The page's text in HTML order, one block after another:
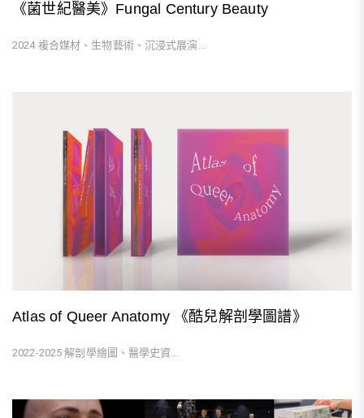
《菌世紀醫美》Fungal Century Beauty
2024 複合媒材、生物藝術、沉浸式展演...
Atlas of Queer Anatomy 《酷兒解剖學圖譜》
2022-2025 解剖學繪圖、醫學史資...